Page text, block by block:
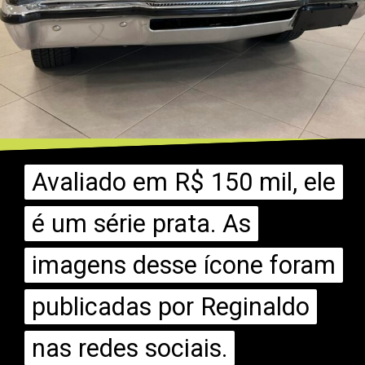
Avaliado em R$ 150 mil, ele
é um série prata. As
imagens desse ícone foram
publicadas por Reginaldo
nas redes sociais.
Avaliado em R$ 150 mil, ele
é um série prata. As
imagens desse ícone foram
publicadas por Reginaldo
nas redes sociais.